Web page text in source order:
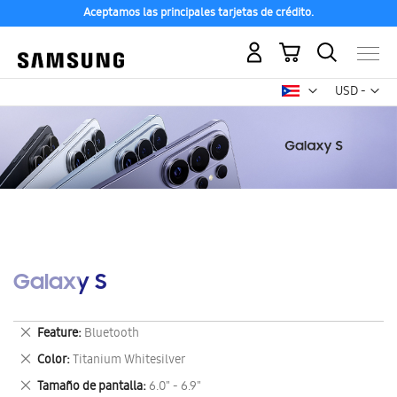
Aceptamos las principales tarjetas de crédito.
USD -
dólar
Mi carrito
Galaxy S
Feature Bluetooth
Eliminar
este
artículo
Color Titanium Whitesilver
Eliminar
este
Tamaño de pantalla 6.0" - 6.9"
Eliminar